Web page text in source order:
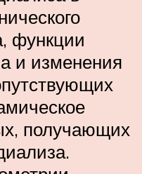
функции
и изменения
получающих